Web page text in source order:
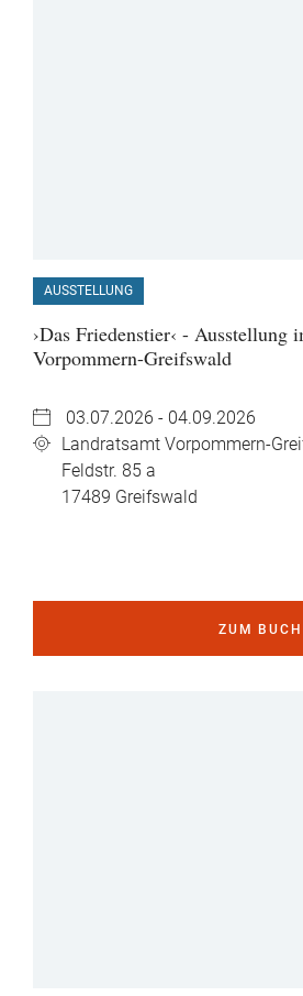
AUSSTELLUNG
›Das Friedenstier‹ - Ausstellung
Vorpommern-Greifswald
03.07.2026 - 04.09.2026
Landratsamt Vorpommern-
Feldstr. 85 a
17489 Greifswald
ZUM BUCH